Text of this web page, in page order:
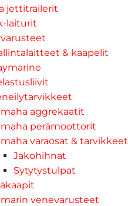
jettitrailerit
laiturit
& kaapelit
aggrekaatit
perämoottorit
varaosat & tarvikkeet
Jakohihnat
Sytytystulpat
venevarusteet